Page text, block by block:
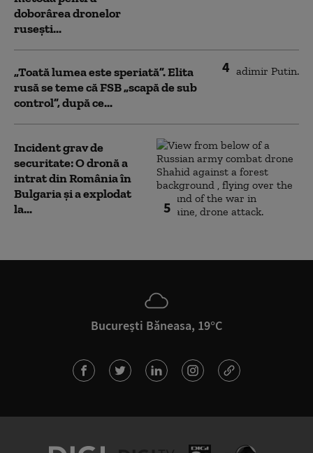
doborârea dronelor
rusești...
4
„Toată lumea este speriată”. Elita
rusă se teme că FSB „scapă de sub
control”, după ce...
5
Incident grav de
securitate: O dronă a
intrat din România în
Bulgaria şi a explodat
la...
București Băneasa, 19°C